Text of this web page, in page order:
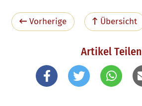
Vorherige Übersicht
Artikel Teilen